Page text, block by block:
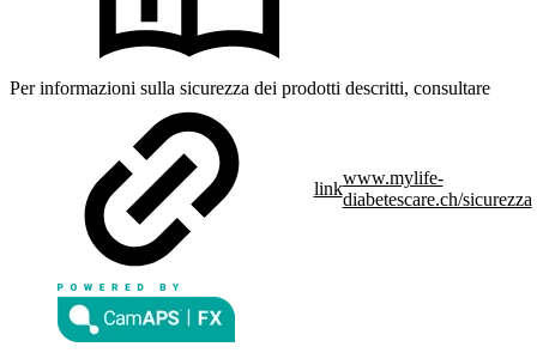
Per informazioni sulla sicurezza dei prodotti descritti, consultare
link
www.mylife-
diabetescare.ch/sicurezza